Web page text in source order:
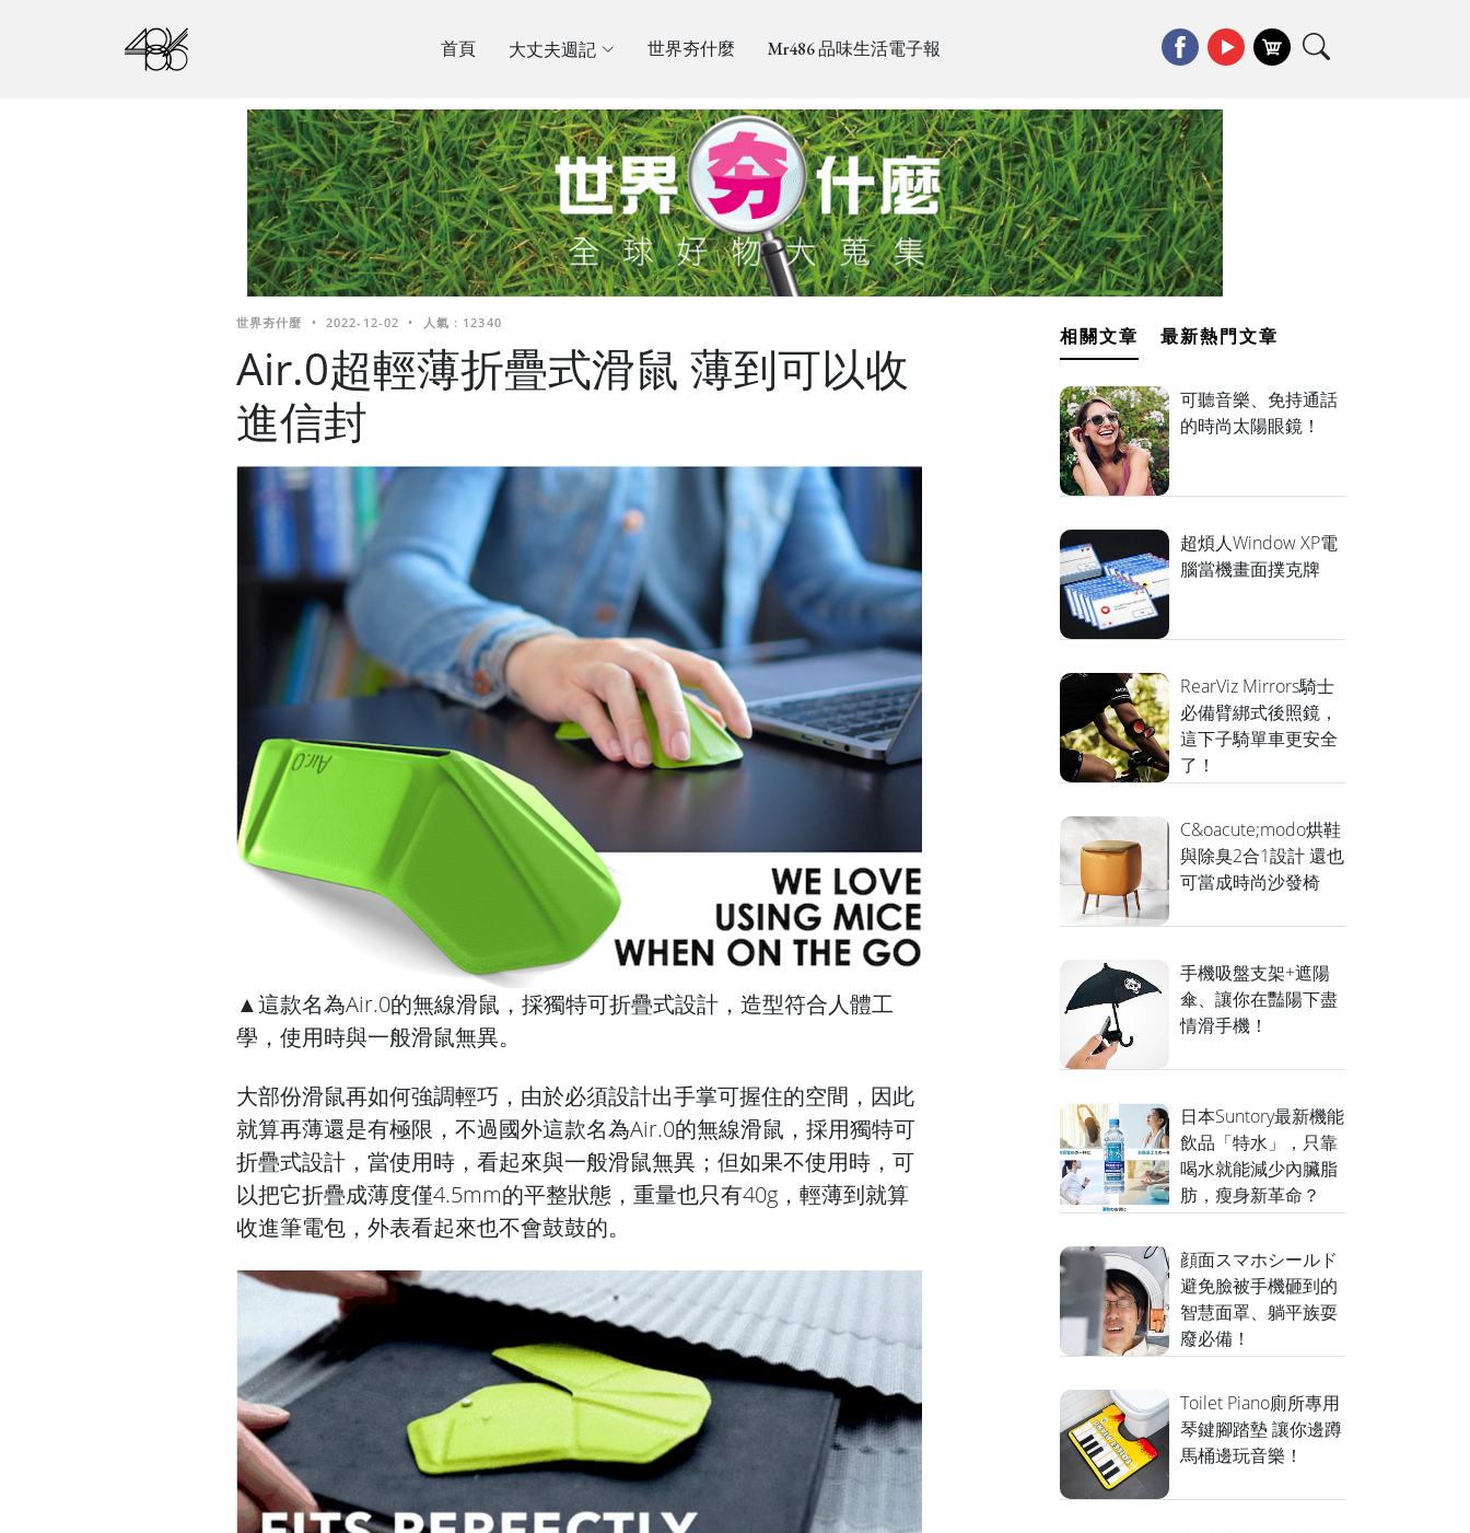
首頁 大丈夫週記 世界夯什麼 Mr486 品味生活電子報
世界夯什麼 • 2022-12-02 • 人氣 : 12340
Air.0超輕薄折疊式滑鼠 薄到可以收
進信封
▲這款名為Air.0的無線滑鼠，採獨特可折疊式設計，造型符合人體工
學，使用時與一般滑鼠無異。
大部份滑鼠再如何強調輕巧，由於必須設計出手掌可握住的空間，因此
就算再薄還是有極限，不過國外這款名為Air.0的無線滑鼠，採用獨特可
折疊式設計，當使用時，看起來與一般滑鼠無異；但如果不使用時，可
以把它折疊成薄度僅4.5mm的平整狀態，重量也只有40g，輕薄到就算
收進筆電包，外表看起來也不會鼓鼓的。
相關文章 最新熱門文章
可聽音樂、免持通話
的時尚太陽眼鏡！
超煩人Window XP電
腦當機畫面撲克牌
RearViz Mirrors騎士
必備臂綁式後照鏡，
這下子騎單車更安全
了！
C&oacute;modo烘鞋
與除臭2合1設計 還也
可當成時尚沙發椅
手機吸盤支架+遮陽
傘、讓你在豔陽下盡
情滑手機！
日本Suntory最新機能
飲品「特水」，只靠
喝水就能減少內臟脂
肪，瘦身新革命？
顔面スマホシールド
避免臉被手機砸到的
智慧面罩、躺平族耍
廢必備！
Toilet Piano廁所專用
琴鍵腳踏墊 讓你邊蹲
馬桶邊玩音樂！